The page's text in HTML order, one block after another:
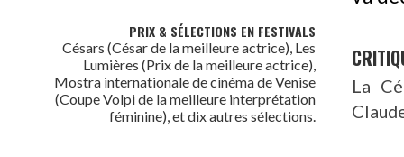
PRIX & SÉLECTIONS EN FESTIVALS
Césars (César de la meilleure actrice), Les
Lumières (Prix de la meilleure actrice),
Mostra internationale de cinéma de Venise
(Coupe Volpi de la meilleure interprétation
féminine), et dix autres sélections.
La